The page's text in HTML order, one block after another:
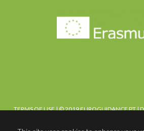
TERMS OF USE| © 2019 EUROGUIDANCE PT |